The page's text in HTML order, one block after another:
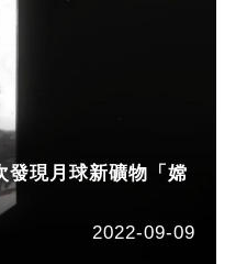
發現月球新礦物「嫦
2022-09-09